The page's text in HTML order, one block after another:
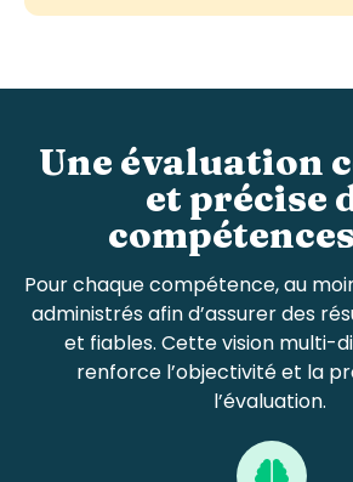
Une évaluation
et précise
Pour chaque compétence, au
administrés afin d’assurer des
et fiables. Cette vision multi-
renforce l’objectivité et la
l’évaluation.